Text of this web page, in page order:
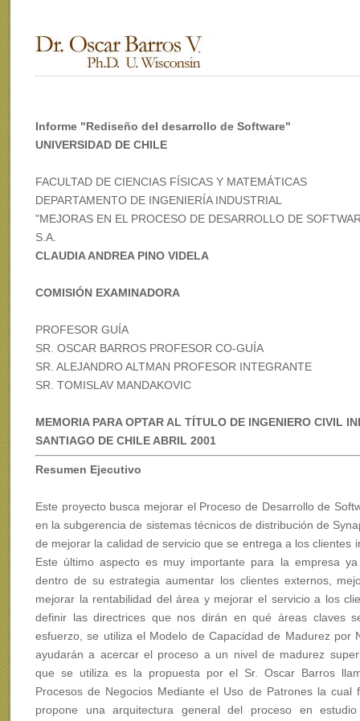
Informe "Rediseño del desarrollo de Software"
UNIVERSIDAD DE CHILE
FACULTAD DE CIENCIAS FÍSICAS Y MATEMÁTICAS
DEPARTAMENTO DE INGENIERÍA INDUSTRIAL
"MEJORAS EN EL PROCESO DE DESARROLLO DE
S.A.
CLAUDIA ANDREA PINO VIDELA
COMISIÓN EXAMINADORA
PROFESOR GUÍA
SR. OSCAR BARROS PROFESOR CO-GUÍA
SR. ALEJANDRO ALTMAN PROFESOR INTEGRANTE
SR. TOMISLAV MANDAKOVIC
MEMORIA PARA OPTAR AL TÍTULO DE INGENIERO CIVIL
SANTIAGO DE CHILE ABRIL 2001
Resumen Ejecutivo
Este proyecto busca mejorar el Proceso de Desarrollo de
en la subgerencia de sistemas técnicos de distribución de
de mejorar la calidad de servicio que se entrega a los clientes
Este último aspecto es muy importante para la empresa
dentro de su estrategia aumentar los clientes externos,
mejorar la rentabilidad del área y mejorar el servicio a los
definir las directrices que nos dirán en qué áreas claves
esfuerzo, se utiliza el Modelo de Capacidad de Madurez por
ayudarán a acercar el proceso a un nivel de madurez
que se utiliza es la propuesta por el Sr. Oscar Barros
Procesos de Negocios Mediante el Uso de Patrones la cual
propone una arquitectura general del proceso en